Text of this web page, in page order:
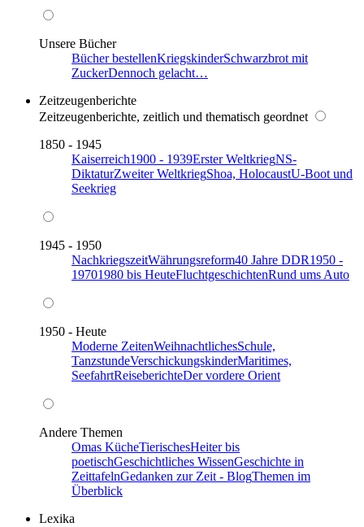
Unsere Bücher
Bücher bestellenKriegskinderSchwarzbrot mit
ZuckerDennoch gelacht…
Zeitzeugenberichte
Zeitzeugenberichte, zeitlich und thematisch geordnet
1850 - 1945
Kaiserreich1900 - 1939Erster WeltkriegNS-
DiktaturZweiter WeltkriegShoa, HolocaustU-Boot und
Seekrieg
1945 - 1950
NachkriegszeitWährungsreform40 Jahre DDR1950 -
19701980 bis HeuteFluchtgeschichtenRund ums Auto
1950 - Heute
Moderne ZeitenWeihnachtlichesSchule,
TanzstundeVerschickungskinderMaritimes,
SeefahrtReiseberichteDer vordere Orient
Andere Themen
Omas KücheTierischesHeiter bis
poetischGeschichtliches WissenGeschichte in
ZeittafelnGedanken zur Zeit - BlogThemen im
Überblick
Lexika